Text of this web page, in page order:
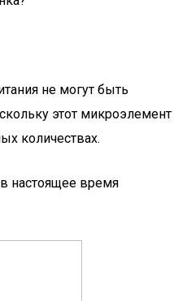
не могут быть
этот микроэлемент
количествах.
настоящее время